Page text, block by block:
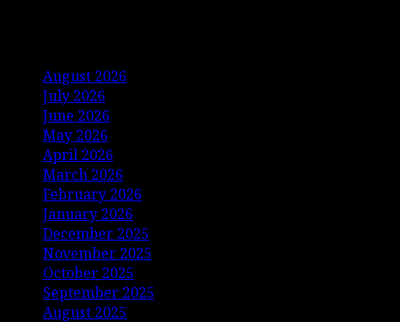
August 2026
July 2026
June 2026
May 2026
April 2026
March 2026
February 2026
January 2026
December 2025
November 2025
October 2025
September 2025
August 2025